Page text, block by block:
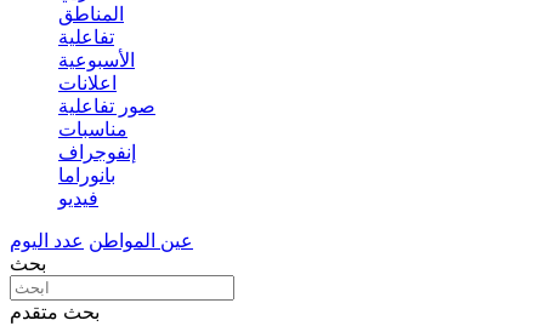
المناطق
تفاعلية
الأسبوعية
اعلانات
صور تفاعلية
مناسبات
إنفوجراف
بانوراما
فيديو
عين المواطن عدد اليوم
بحث
بحث متقدم